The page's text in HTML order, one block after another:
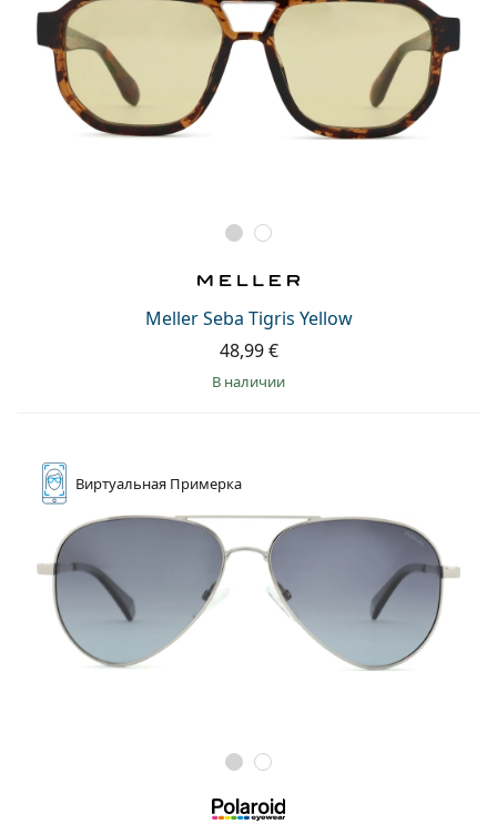
Meller Seba Tigris Yellow
48,99 €
в наличии
Виртуальная Примерка